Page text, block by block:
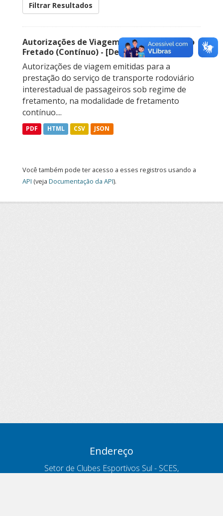
Filtrar Resultados
Autorizações de Viagem Nacional – Serviço
Fretado (Contínuo) - [Descontinuado]
Autorizações de viagem emitidas para a
prestação do serviço de transporte rodoviário
interestadual de passageiros sob regime de
fretamento, na modalidade de fretamento
contínuo....
PDF HTML CSV JSON
Você também pode ter acesso a esses registros usando a
API (veja Documentação da API).
Endereço
Setor de Clubes Esportivos Sul - SCES,